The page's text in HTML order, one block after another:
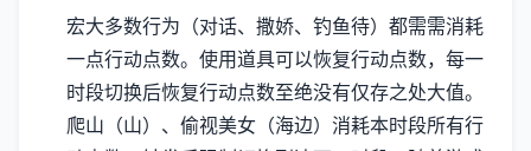
宏大多数行为（对话、撒娇、钓鱼待）都需需消耗
一点行动点数。 使用道具可以恢复行动点数，每一
时段切换后恢复行动点数至绝没有仅存之处大值。
爬山（山）、偷视美女（海边）消耗本时段所有行